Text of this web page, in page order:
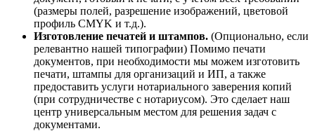
(размеры полей, разрешение изображений, цветовой
профиль CMYK и т.д.).
Изготовление печатей и штампов. (Опционально, если
релевантно нашей типографии) Помимо печати
документов, при необходимости мы можем изготовить
печати, штампы для организаций и ИП, а также
предоставить услуги нотариального заверения копий
(при сотрудничестве с нотариусом). Это сделает наш
центр универсальным местом для решения задач с
документами.